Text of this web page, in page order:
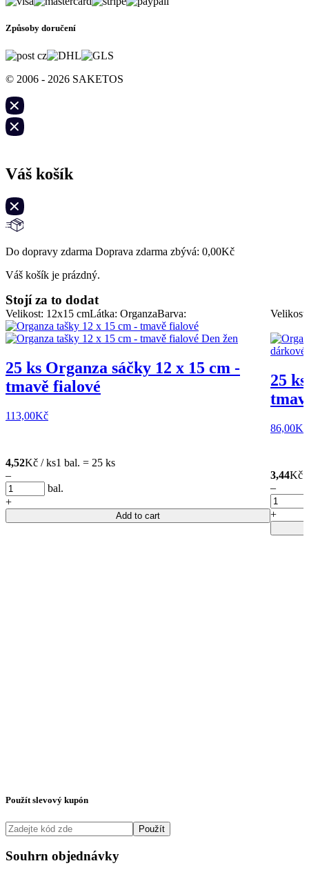
Způsoby doručení
© 2006 - 2026 SAKETOS
Váš košík
Do dopravy zdarma Doprava zdarma zbývá: 0,00Kč
Váš košík je prázdný.
Stojí za to dodat
Velikost: 12x15 cmLátka: OrganzaBarva:
25 ks Organza sáčky 12 x 15 cm -
tmavě fialové
113,00Kč
4,52Kč / ks1 bal. = 25 ks
–
bal.
+
Add to cart
25
86,00Kč
3,44Kč
–
+
Použít slevový kupón
Použít
Souhrn objednávky